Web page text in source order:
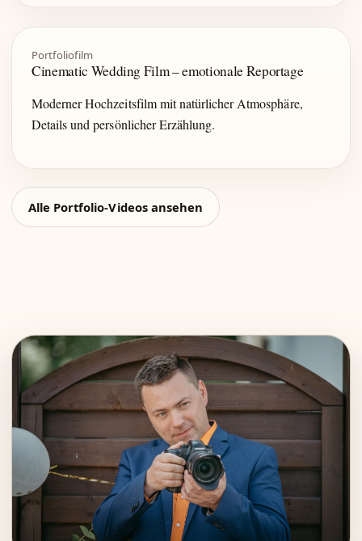
Portfoliofilm
Cinematic Wedding Film – emotionale Reportage
Moderner Hochzeitsfilm mit natürlicher Atmosphäre,
Details und persönlicher Erzählung.
Alle Portfolio-Videos ansehen